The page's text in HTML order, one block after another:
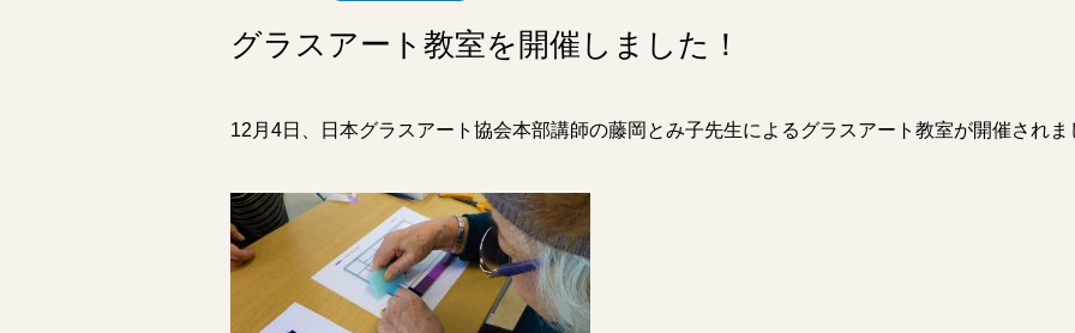
ト
グラスアート教室を開催しました！
12月4日、日本グラスアート協会本部講師の藤岡とみ子先生によるグラスアート教室が開催されま